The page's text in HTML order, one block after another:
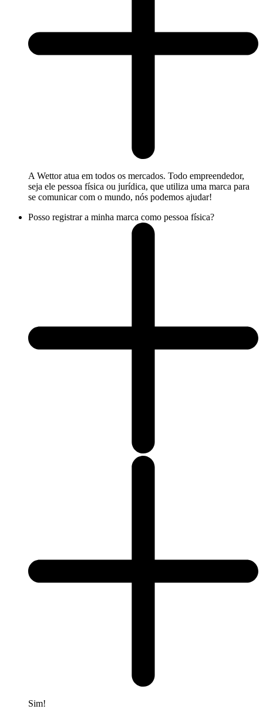
A Wettor atua em todos os mercados. Todo empreendedor,
seja ele pessoa física ou jurídica, que utiliza uma marca para
se comunicar com o mundo, nós podemos ajudar!
Posso registrar a minha marca como pessoa física?
Sim!